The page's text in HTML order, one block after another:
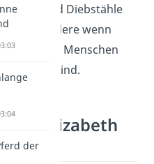
und Diebstähle
insbesondere wenn
feiernden Menschen
belebt sind.
Port Elizabeth
der